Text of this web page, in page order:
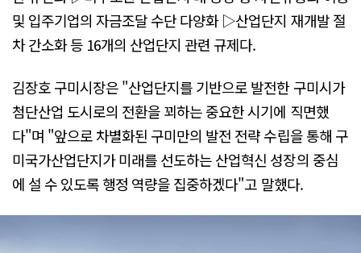
및 입주기업의 자금조달 수단 다양화 ▷산업단지 재개발 절
차 간소화 등 16개의 산업단지 관련 규제다.
김장호 구미시장은 "산업단지를 기반으로 발전한 구미시가
첨단산업 도시로의 전환을 꾀하는 중요한 시기에 직면했
다"며 "앞으로 차별화된 구미만의 발전 전략 수립을 통해 구
미국가산업단지가 미래를 선도하는 산업혁신 성장의 중심
에 설 수 있도록 행정 역량을 집중하겠다"고 말했다.